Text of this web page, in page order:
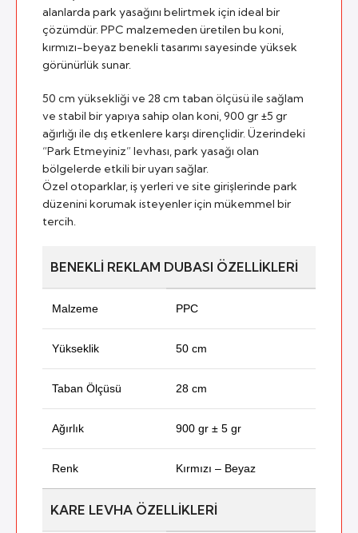
alanlarda park yasağını belirtmek için ideal bir
çözümdür. PPC malzemeden üretilen bu koni,
kırmızı-beyaz benekli tasarımı sayesinde yüksek
görünürlük sunar.
50 cm yüksekliği ve 28 cm taban ölçüsü ile sağlam
ve stabil bir yapıya sahip olan koni, 900 gr ±5 gr
ağırlığı ile dış etkenlere karşı dirençlidir. Üzerindeki
“Park Etmeyiniz” levhası, park yasağı olan
bölgelerde etkili bir uyarı sağlar.
Özel otoparklar, iş yerleri ve site girişlerinde park
düzenini korumak isteyenler için mükemmel bir
tercih.
BENEKLI REKLAM DUBASI ÖZELLIKLERI
Malzeme PPC
Yükseklik 50 cm
Taban Ölçüsü 28 cm
Ağırlık 900 gr ± 5 gr
Renk Kırmızı – Beyaz
KARE LEVHA ÖZELLIKLERI